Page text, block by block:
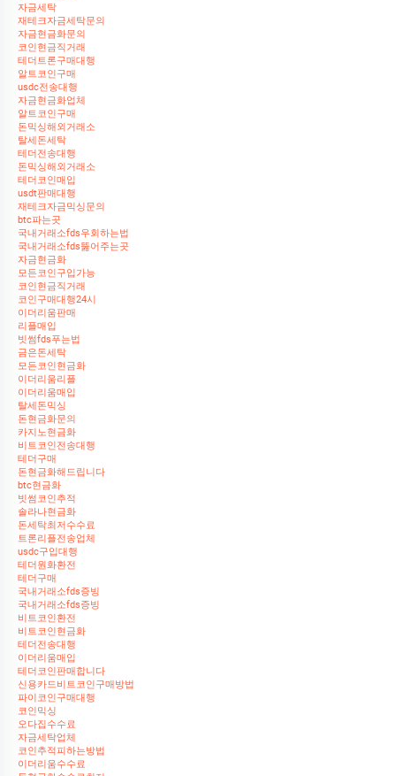
자금세탁
재테크자금세탁문의
자금현금화문의
코인현금직거래
테더트론구매대행
알트코인구매
usdc전송대행
자금현금화업체
알트코인구매
돈믹싱해외거래소
탈세돈세탁
테더전송대행
돈믹싱해외거래소
테더코인매입
usdt판매대행
재테크자금믹싱문의
btc파는곳
국내거래소fds우회하는법
국내거래소fds뚫어주는곳
자금현금화
모든코인구입가능
코인현금직거래
코인구매대행24시
이더리움판매
리플매입
빗썸fds푸는법
금은돈세탁
모든코인현금화
이더리움리플
이더리움매입
탈세돈믹싱
돈현금화문의
카지노현금화
비트코인전송대행
테더구매
돈현금화해드립니다
btc현금화
빗썸코인추적
솔라나현금화
돈세탁최저수수료
트론리플전송업체
usdc구입대행
테더원화환전
테더구매
국내거래소fds증빙
국내거래소fds증빙
비트코인환전
비트코인현금화
테더전송대행
이더리움매입
테더코인판매합니다
신용카드비트코인구매방법
파이코인구매대행
코인믹싱
오다집수수료
자금세탁업체
코인추적피하는방법
이더리움수수료